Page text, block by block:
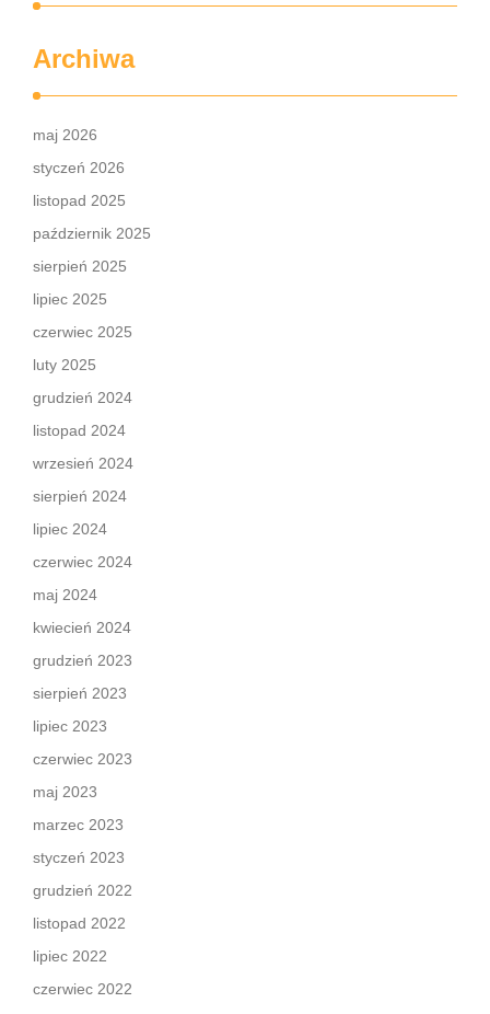
Archiwa
maj 2026
styczeń 2026
listopad 2025
październik 2025
sierpień 2025
lipiec 2025
czerwiec 2025
luty 2025
grudzień 2024
listopad 2024
wrzesień 2024
sierpień 2024
lipiec 2024
czerwiec 2024
maj 2024
kwiecień 2024
grudzień 2023
sierpień 2023
lipiec 2023
czerwiec 2023
maj 2023
marzec 2023
styczeń 2023
grudzień 2022
listopad 2022
lipiec 2022
czerwiec 2022